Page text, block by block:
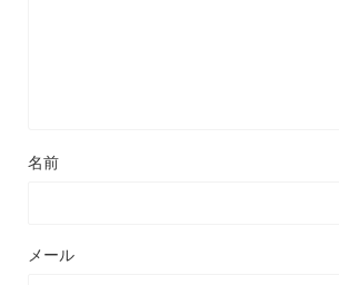
名前
メール